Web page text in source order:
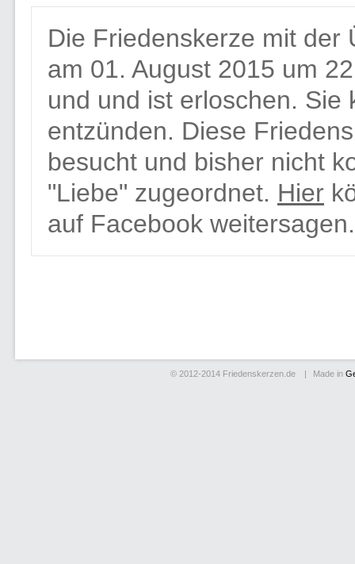
Die Friedenskerze mit der
am 01. August 2015 um
und und ist erloschen.
entzünden. Diese
besucht und bisher nicht
"Liebe" zugeordnet. Hier
auf Facebook weitersagen.
© 2012-2014 Friedenskerzen.de Made in